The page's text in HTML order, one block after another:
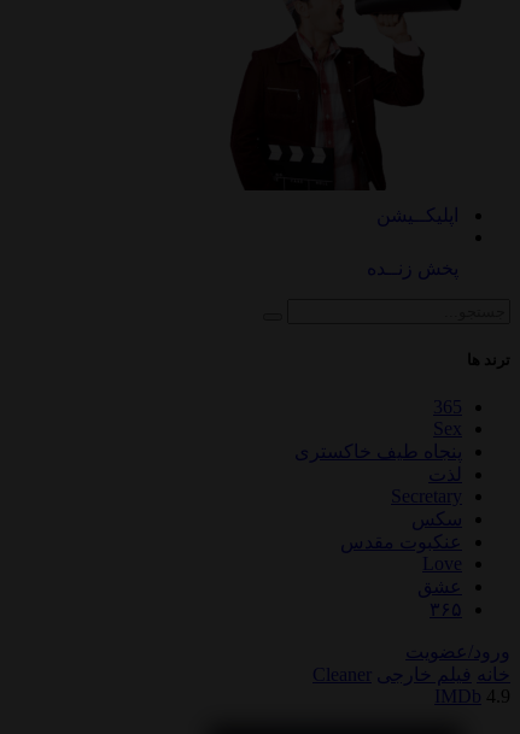
اپلیکــیشن
پخش زنــده
ترند ها
365
Sex
پنجاه طیف خاکستری
لذت
Secretary
سکس
عنکبوت مقدس
Love
عشق
۳۶۵
ورود/عضویت
خانه فیلم خارجی
Cleaner
IMDb 4.9